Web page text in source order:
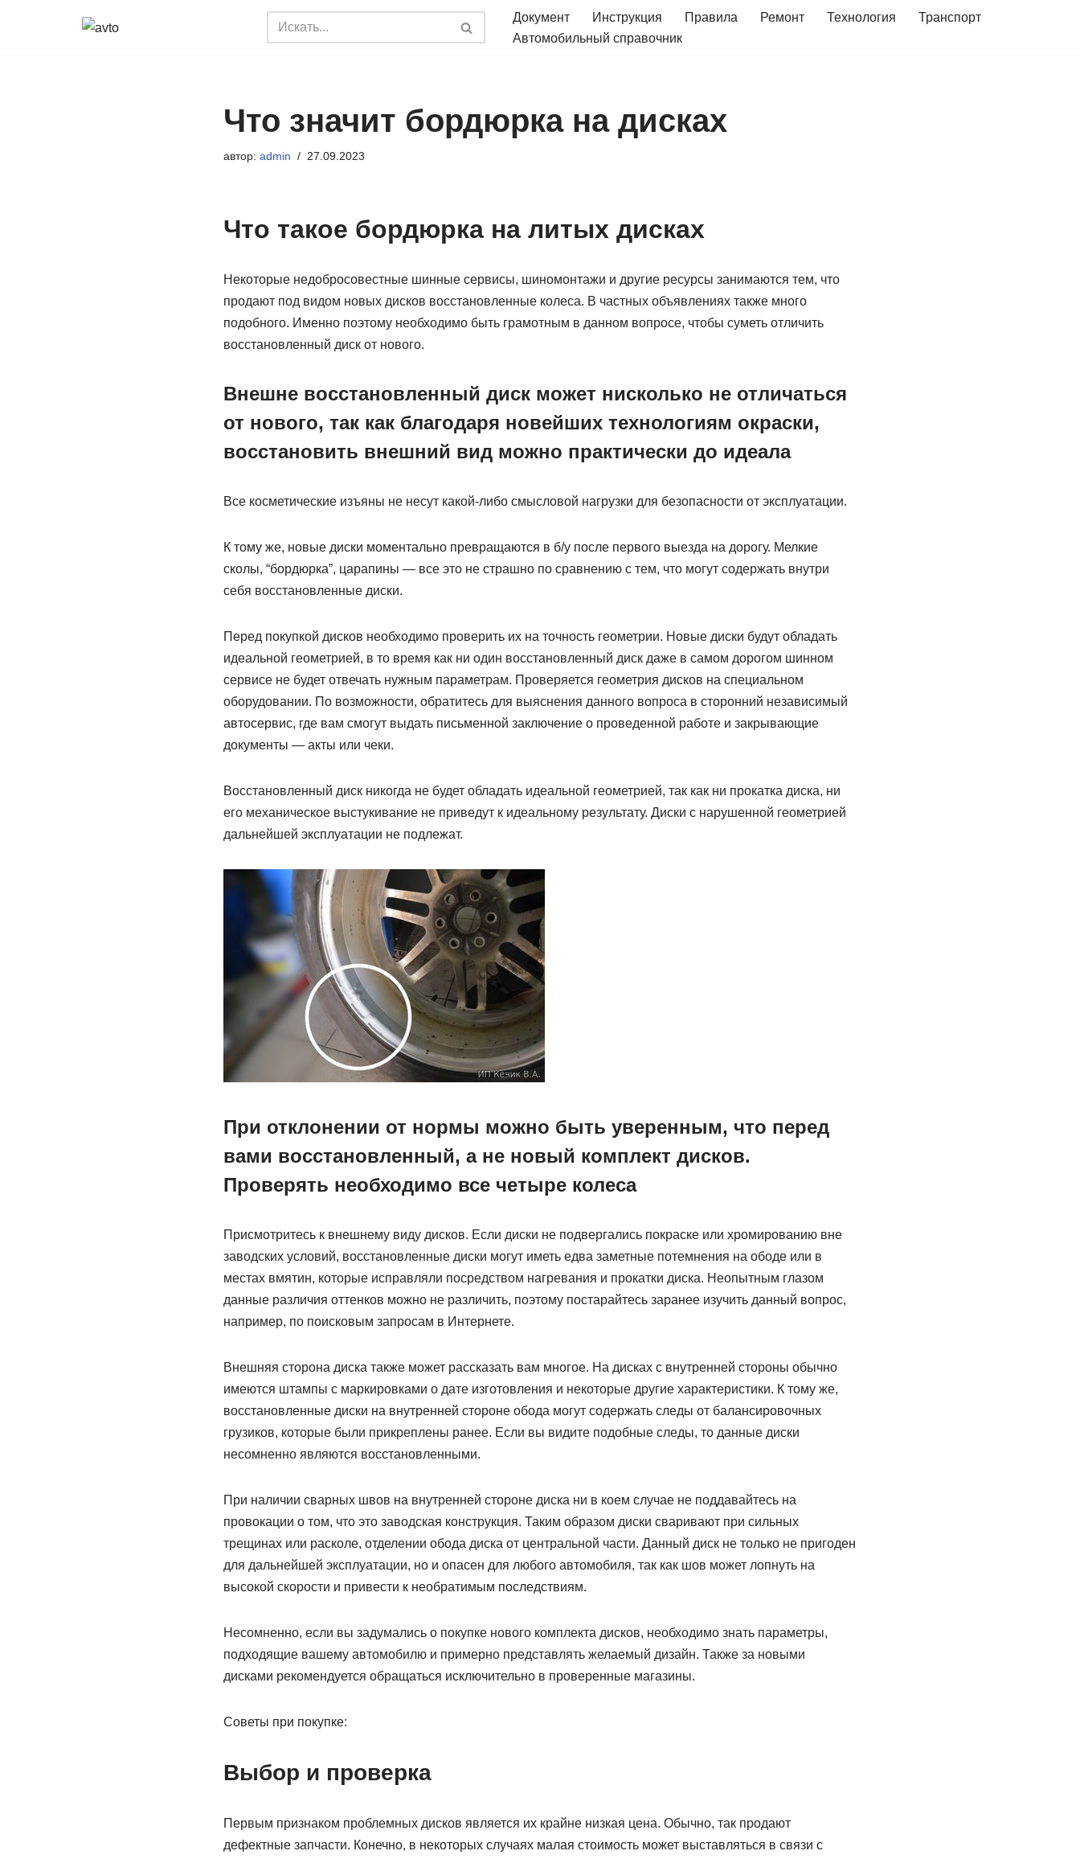
Документ Инструкция Правила Ремонт Технология
Транспорт
Автомобильный справочник
Что значит бордюрка на дисках
автор: admin 27.09.2023
Что такое бордюрка на литых дисках
Некоторые недобросовестные шинные сервисы, шиномонтажи и другие ресурсы занимаются тем, что
продают под видом новых дисков восстановленные колеса. В частных объявлениях также много
подобного. Именно поэтому необходимо быть грамотным в данном вопросе, чтобы суметь отличить
восстановленный диск от нового.
Внешне восстановленный диск может нисколько не отличаться
от нового, так как благодаря новейших технологиям окраски,
восстановить внешний вид можно практически до идеала
Все косметические изъяны не несут какой-либо смысловой нагрузки для безопасности от эксплуатации.
К тому же, новые диски моментально превращаются в б/у после первого выезда на дорогу. Мелкие
сколы, “бордюрка”, царапины — все это не страшно по сравнению с тем, что могут содержать внутри
себя восстановленные диски.
Перед покупкой дисков необходимо проверить их на точность геометрии. Новые диски будут обладать
идеальной геометрией, в то время как ни один восстановленный диск даже в самом дорогом шинном
сервисе не будет отвечать нужным параметрам. Проверяется геометрия дисков на специальном
оборудовании. По возможности, обратитесь для выяснения данного вопроса в сторонний независимый
автосервис, где вам смогут выдать письменной заключение о проведенной работе и закрывающие
документы — акты или чеки.
Восстановленный диск никогда не будет обладать идеальной геометрией, так как ни прокатка диска, ни
его механическое выстукивание не приведут к идеальному результату. Диски с нарушенной геометрией
дальнейшей эксплуатации не подлежат.
При отклонении от нормы можно быть уверенным, что перед
вами восстановленный, а не новый комплект дисков.
Проверять необходимо все четыре колеса
Присмотритесь к внешнему виду дисков. Если диски не подвергались покраске или хромированию вне
заводских условий, восстановленные диски могут иметь едва заметные потемнения на ободе или в
местах вмятин, которые исправляли посредством нагревания и прокатки диска. Неопытным глазом
данные различия оттенков можно не различить, поэтому постарайтесь заранее изучить данный вопрос,
например, по поисковым запросам в Интернете.
Внешняя сторона диска также может рассказать вам многое. На дисках с внутренней стороны обычно
имеются штампы с маркировками о дате изготовления и некоторые другие характеристики. К тому же,
восстановленные диски на внутренней стороне обода могут содержать следы от балансировочных
грузиков, которые были прикреплены ранее. Если вы видите подобные следы, то данные диски
несомненно являются восстановленными.
При наличии сварных швов на внутренней стороне диска ни в коем случае не поддавайтесь на
провокации о том, что это заводская конструкция. Таким образом диски сваривают при сильных
трещинах или расколе, отделении обода диска от центральной части. Данный диск не только не пригоден
для дальнейшей эксплуатации, но и опасен для любого автомобиля, так как шов может лопнуть на
высокой скорости и привести к необратимым последствиям.
Несомненно, если вы задумались о покупке нового комплекта дисков, необходимо знать параметры,
подходящие вашему автомобилю и примерно представлять желаемый дизайн. Также за новыми
дисками рекомендуется обращаться исключительно в проверенные магазины.
Советы при покупке:
Выбор и проверка
Первым признаком проблемных дисков является их крайне низкая цена. Обычно, так продают
дефектные запчасти. Конечно, в некоторых случаях малая стоимость может выставляться в связи с